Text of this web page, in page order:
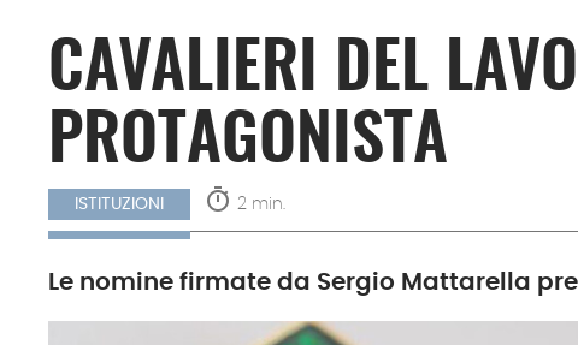
CAVALIERI DEL
PROTAGONISTA
ISTITUZIONI timer 2 min.
Le nomine firmate da Sergio Mattarella